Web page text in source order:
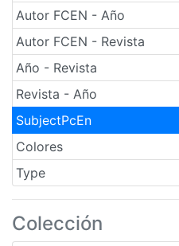
Autor FCEN - Año
Autor FCEN - Revista
Año - Revista
Revista - Año
SubjectPcEn
Colores
Type
Colección